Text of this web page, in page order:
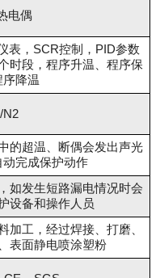
电偶
表，SCR控制，PID参数
时段，程序升温、程序保
序降温
N2
的超温、断偶会发出声光
完成保护动作
如发生短路漏电情况时会
设备和操作人员
加工，经过焊接、打磨、
表面静电喷涂塑粉